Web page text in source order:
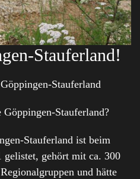
Stauferland!
Stauferland
Stauferland?
Stauferland ist beim
gehört mit ca. 300
und hätte